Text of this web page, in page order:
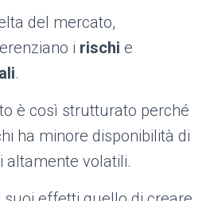
del mercato,
i rischi e
.
è così strutturato perché
ha minore disponibilità di
altamente volatili.